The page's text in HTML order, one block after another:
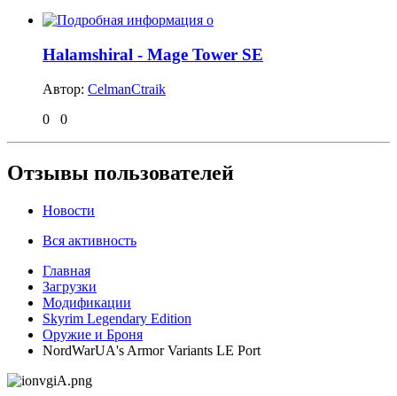
Halamshiral - Mage Tower SE
Автор: CelmanCtraik
0
0
Отзывы пользователей
Новости
Вся активность
Главная
Загрузки
Модификации
Skyrim Legendary Edition
Оружие и Броня
NordWarUA's Armor Variants LE Port